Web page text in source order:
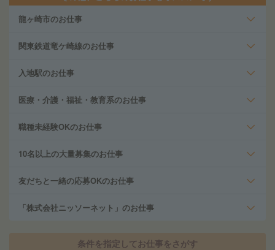
龍ヶ崎市のお仕事
関東鉄道竜ケ崎線のお仕事
入地駅のお仕事
医療・介護・福祉・教育系のお仕事
職種未経験OKのお仕事
10名以上の大量募集のお仕事
友だちと一緒の応募OKのお仕事
「株式会社ニッソーネット」のお仕事
条件を指定してお仕事をさがす